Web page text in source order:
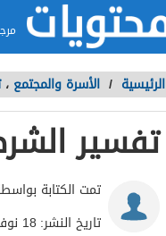
الرئيسية / الأسرة والمجتمع ،
تفسير
تمت الكتابة
تاريخ النشر: 18 نوفمبر 2024 - 10:46ص